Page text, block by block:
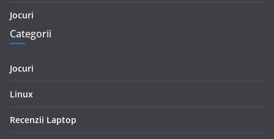
Jocuri
Categorii
Jocuri
Linux
Recenzii Laptop